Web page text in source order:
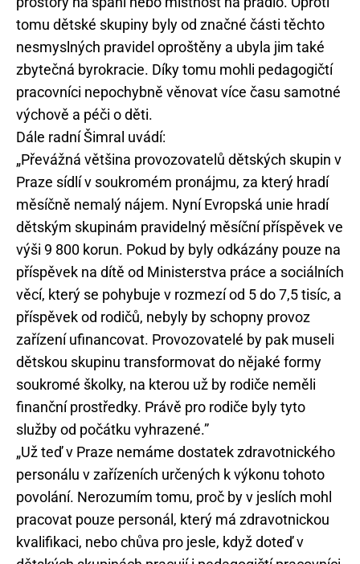
tomu dětské skupiny byly od značné části těchto
nesmyslných pravidel oproštěny a ubyla jim také
zbytečná byrokracie. Díky tomu mohli pedagogičtí
pracovníci nepochybně věnovat více času samotné
výchově a péči o děti.
Dále radní Šimral uvádí:
„Převážná většina provozovatelů dětských skupin v
Praze sídlí v soukromém pronájmu, za který hradí
měsíčně nemalý nájem. Nyní Evropská unie hradí
dětským skupinám pravidelný měsíční příspěvek ve
výši 9 800 korun. Pokud by byly odkázány pouze na
příspěvek na dítě od Ministerstva práce a sociálních
věcí, který se pohybuje v rozmezí od 5 do 7,5 tisíc, a
příspěvek od rodičů, nebyly by schopny provoz
zařízení ufinancovat. Provozovatelé by pak museli
dětskou skupinu transformovat do nějaké formy
soukromé školky, na kterou už by rodiče neměli
finanční prostředky. Právě pro rodiče byly tyto
služby od počátku vyhrazené.”
„Už teď v Praze nemáme dostatek zdravotnického
personálu v zařízeních určených k výkonu tohoto
povolání. Nerozumím tomu, proč by v jeslích mohl
pracovat pouze personál, který má zdravotnickou
kvalifikaci, nebo chůva pro jesle, když doteď v